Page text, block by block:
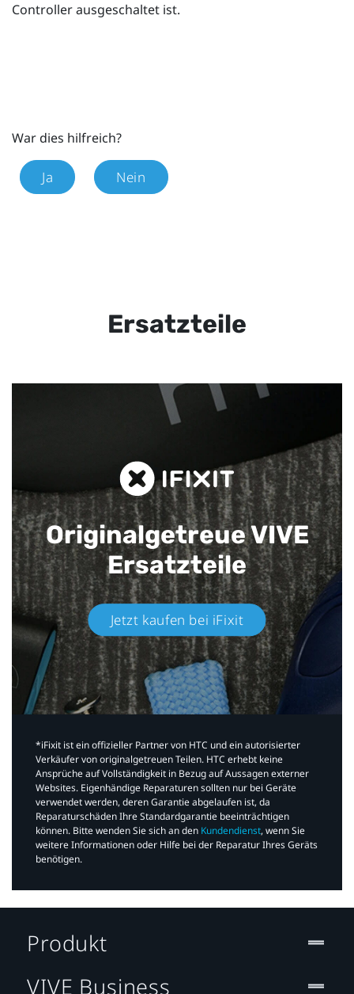
Controller ausgeschaltet ist.
War dies hilfreich?
Ja Nein
Ersatzteile
Originalgetreue VIVE
Ersatzteile
Jetzt kaufen bei iFixit​
*iFixit ist ein offizieller Partner von HTC und ein autorisierter
Verkäufer von originalgetreuen Teilen. HTC erhebt keine
Ansprüche auf Vollständigkeit in Bezug auf Aussagen externer
Websites. Eigenhändige Reparaturen sollten nur bei Geräte
verwendet werden, deren Garantie abgelaufen ist, da
Reparaturschäden Ihre Standardgarantie beeinträchtigen
können. Bitte wenden Sie sich an den Kundendienst, wenn Sie
weitere Informationen oder Hilfe bei der Reparatur Ihres Geräts
benötigen.​
Produkt
VIVE Business